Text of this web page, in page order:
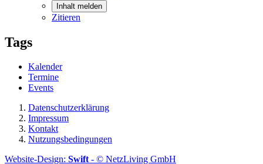
Inhalt melden
Zitieren
Tags
Kalender
Termine
Events
Datenschutzerklärung
Impressum
Kontakt
Nutzungsbedingungen
Website-Design: Swift- © NetzLiving GmbH